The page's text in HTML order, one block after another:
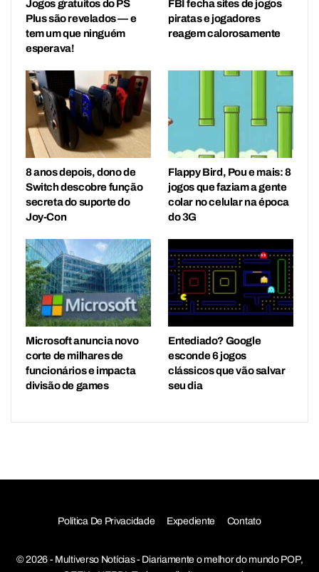
Jogos gratuitos do PS
Plus são revelados — e
tem um que ninguém
esperava!
FBI fecha sites de jogos
piratas e jogadores
reagem calorosamente
8 anos depois, dono de
Switch descobre função
secreta do suporte do
Joy-Con
Flappy Bird, Pou e mais: 8
jogos que faziam a gente
colar no celular na época
do 3G
Microsoft anuncia novo
corte de milhares de
funcionários e impacta
divisão de games
Entediado? Google
esconde 6 jogos
clássicos que vão salvar
seu dia
Política De Privacidade Expediente Contato
© 2026 - Multiverso Notícias - Diariamente o melhor do mundo POP,